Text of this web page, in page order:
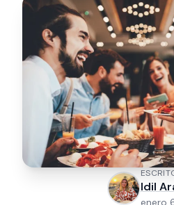
Idil
enero